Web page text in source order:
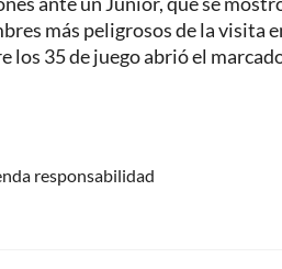
más peligrosos de la visita
los 35 de juego abrió el
responsabilidad